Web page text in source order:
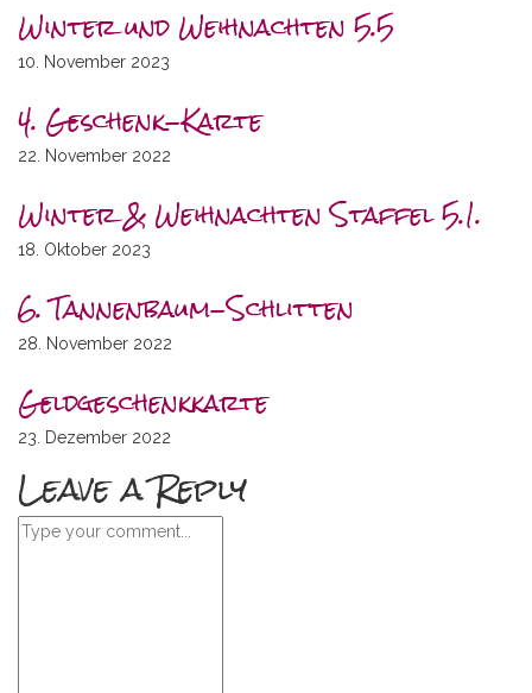
Winter und Weihnachten 5.5
10. November 2023
4. Geschenk-Karte
22. November 2022
Winter & Weihnachten Staffel 5.1.
18. Oktober 2023
6. Tannenbaum-Schlitten
28. November 2022
Geldgeschenkkarte
23. Dezember 2022
Leave a Reply